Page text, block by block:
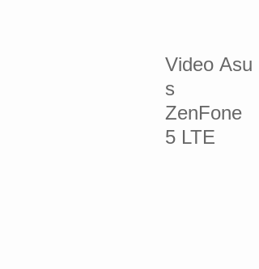
Video Asu
s
ZenFone
5 LTE